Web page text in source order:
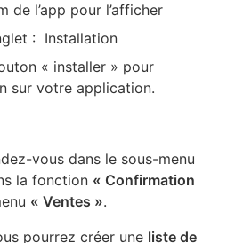
de l’app pour l’afficher
: Installation
« installer » pour
sur votre application.
vous dans le sous-menu
la fonction « Confirmation
« Ventes ».
pourrez créer une liste de